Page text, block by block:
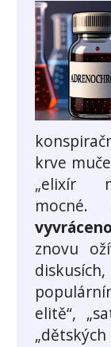
krve
„elixír
znovu
elitě“,